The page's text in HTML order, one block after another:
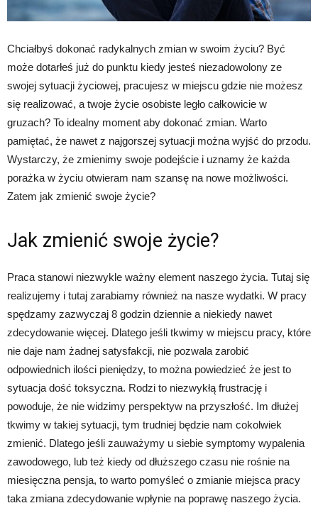
Chciałbyś dokonać radykalnych zmian w swoim życiu? Być
może dotarłeś już do punktu kiedy jesteś niezadowolony ze
swojej sytuacji życiowej, pracujesz w miejscu gdzie nie możesz
się realizować, a twoje życie osobiste legło całkowicie w
gruzach? To idealny moment aby dokonać zmian. Warto
pamiętać, że nawet z najgorszej sytuacji można wyjść do przodu.
Wystarczy, że zmienimy swoje podejście i uznamy że każda
porażka w życiu otwieram nam szansę na nowe możliwości.
Zatem jak zmienić swoje życie?
Jak zmienić swoje życie?
Praca stanowi niezwykle ważny element naszego życia. Tutaj się
realizujemy i tutaj zarabiamy również na nasze wydatki. W pracy
spędzamy zazwyczaj 8 godzin dziennie a niekiedy nawet
zdecydowanie więcej. Dlatego jeśli tkwimy w miejscu pracy, które
nie daje nam żadnej satysfakcji, nie pozwala zarobić
odpowiednich ilości pieniędzy, to można powiedzieć że jest to
sytuacja dość toksyczna. Rodzi to niezwykłą frustrację i
powoduje, że nie widzimy perspektyw na przyszłość. Im dłużej
tkwimy w takiej sytuacji, tym trudniej będzie nam cokolwiek
zmienić. Dlatego jeśli zauważymy u siebie symptomy wypalenia
zawodowego, lub też kiedy od dłuższego czasu nie rośnie na
miesięczna pensja, to warto pomyśleć o zmianie miejsca pracy
taka zmiana zdecydowanie wpłynie na poprawę naszego życia.